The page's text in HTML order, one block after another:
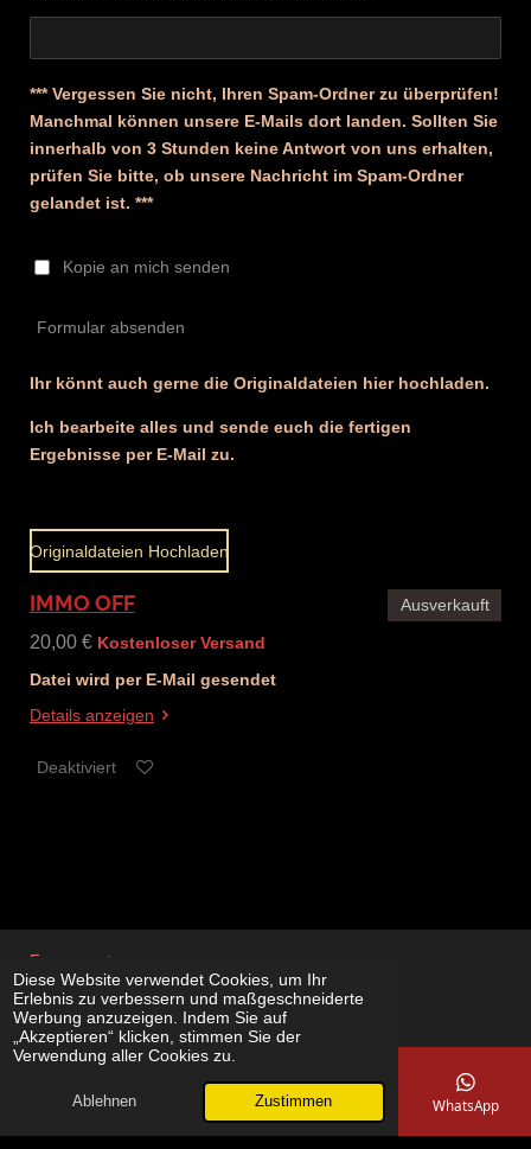
Diese Website verwendet Cookies, um Ihr
Erlebnis zu verbessern und maßgeschneiderte
Werbung anzuzeigen. Indem Sie auf
„Akzeptieren“ klicken, stimmen Sie der
Verwendung aller Cookies zu.
Ablehnen Zustimmen
*** Vergessen Sie nicht, Ihren Spam-Ordner zu überprüfen!
Manchmal können unsere E-Mails dort landen. Sollten Sie
innerhalb von 3 Stunden keine Antwort von uns erhalten,
prüfen Sie bitte, ob unsere Nachricht im Spam-Ordner
gelandet ist. ***
Kopie an mich senden
Formular absenden
Ihr könnt auch gerne die Originaldateien hier hochladen.
Ich bearbeite alles und sende euch die fertigen
Ergebnisse per E-Mail zu.
Originaldateien Hochladen
Ausverkauft
IMMO OFF
20,00 € Kostenloser Versand
Datei wird per E-Mail gesendet
Details anzeigen
Deaktiviert
Free counter
© 2025 - 2026 Immo Off Online
Mit Unterstützung von Webador
E-Mail Karte WhatsApp